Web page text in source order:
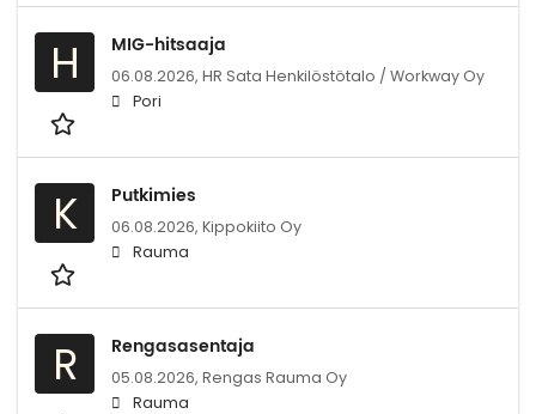
H MIG-hitsaaja
06.08.2026, HR Sata Henkilöstötalo / Workway Oy
Pori
K Putkimies
06.08.2026, Kippokiito Oy
Rauma
R Rengasasentaja
05.08.2026, Rengas Rauma Oy
Rauma